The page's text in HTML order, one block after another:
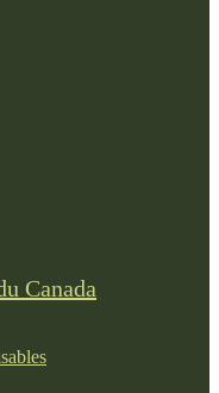
Canada